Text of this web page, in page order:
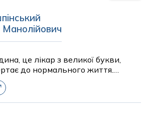
Манолійович
це лікар з великої букви,
до нормального життя.